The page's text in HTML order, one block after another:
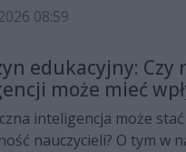
w najnowszym odcinku
Nauczycieli Wydział
08:59
edukacyjny: Czy
może mieć
inteligencja może
nauczycieli? O tym w